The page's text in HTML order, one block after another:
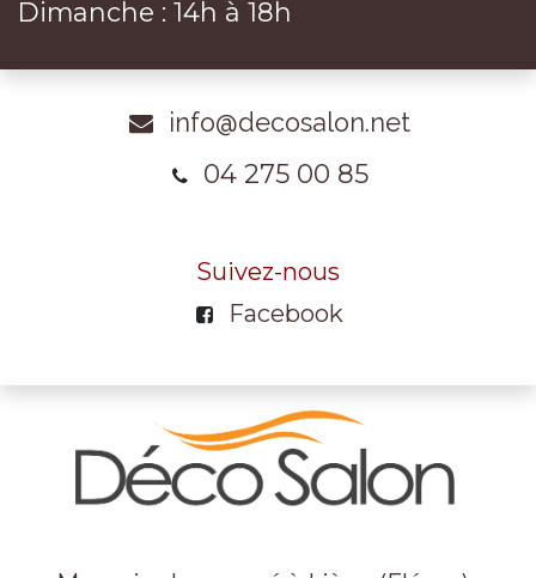
Dimanche : 14h à 18h
info@decosalon.net
04 275 00 85
Suivez-nous
Facebook